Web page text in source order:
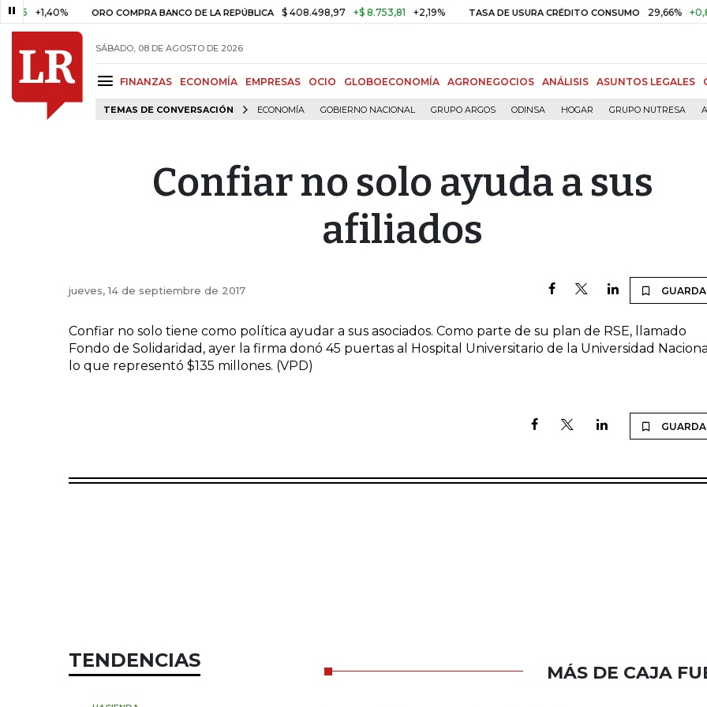
+1,40% ORO COMPRA BANCO DE LA REPÚBLICA $ 408.498,97 +$ 8.753,81 +2,19% TASA DE USURA CRÉDITO CONSUMO 29,66% +0,87%
SÁBADO, 08 DE AGOSTO DE 2026
FINANZAS ECONOMÍA EMPRESAS OCIO GLOBOECONOMÍA AGRONEGOCIOS ANÁLISIS ASUNTOS LEGALES
TEMAS DE CONVERSACIÓN ECONOMÍA GOBIERNO NACIONAL GRUPO ARGOS ODINSA HOGAR GRUPO NUTRESA
Confiar no solo ayuda a sus
afiliados
jueves, 14 de septiembre de 2017
Confiar no solo tiene como política ayudar a sus asociados. Como parte de su plan de RSE, llamado
Fondo de Solidaridad, ayer la firma donó 45 puertas al Hospital Universitario de la Universidad
lo que representó $135 millones. (VPD)
TENDENCIAS
MÁS DE CAJA